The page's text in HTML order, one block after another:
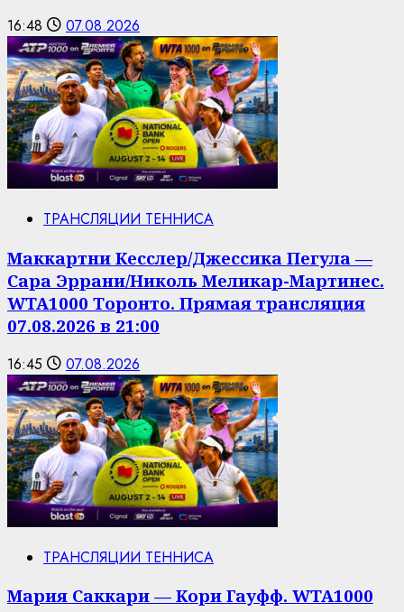
16:48 07.08.2026
ТРАНСЛЯЦИИ ТЕННИСА
Маккартни Кесслер/Джессика Пегула —
Сара Эррани/Николь Меликар-Мартинес.
WTA1000 Торонто. Прямая трансляция
07.08.2026 в 21:00
16:45 07.08.2026
ТРАНСЛЯЦИИ ТЕННИСА
Мария Саккари — Кори Гауфф. WTA1000